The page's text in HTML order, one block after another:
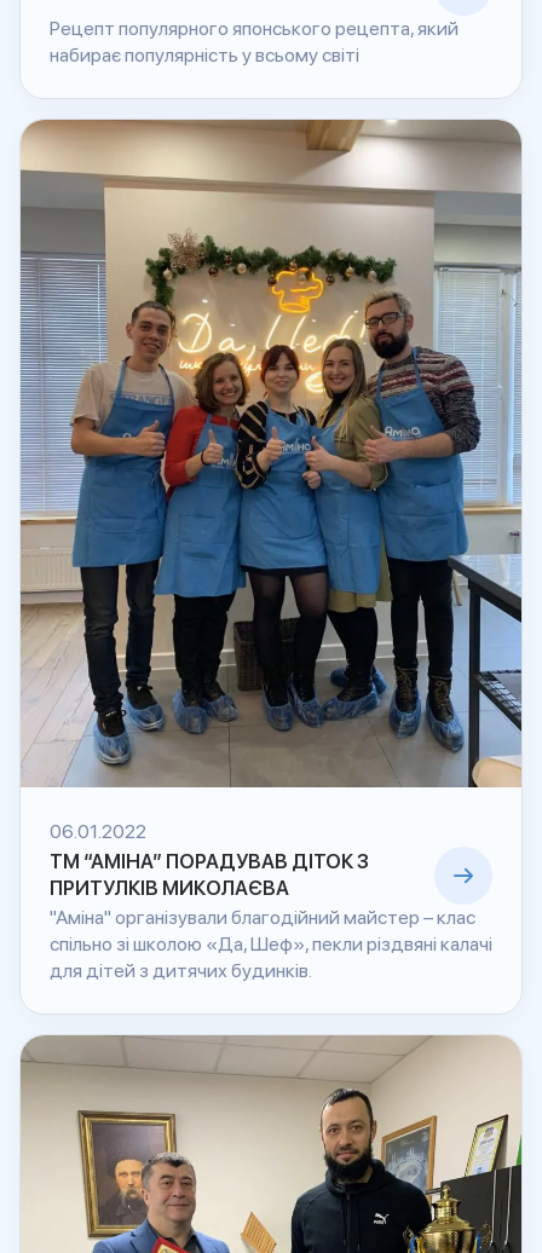
Рецепт популярного японського рецепта, який
набирає популярність у всьому світі
06.01.2022
ТМ “АМІНА” ПОРАДУВАВ ДІТОК З
ПРИТУЛКІВ МИКОЛАЄВА
"Аміна" організували благодійний майстер – клас
спільно зі школою «Да, Шеф», пекли різдвяні калачі
для дітей з дитячих будинків.